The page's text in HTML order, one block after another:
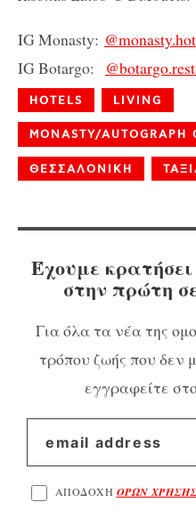
IG Monasty:
IG Botargo:
HOTELS LIVING
MONASTY/AUTOGRAPH
ΘΕΣΣΑΛΟΝΙΚΗ
Έχουμε
στην πρώτη
Για όλα τα νέα της
τρόπου ζωής που δεν
εγγραφείτε
ΑΠΟΔΟΧΗ ΟΡΩΝ